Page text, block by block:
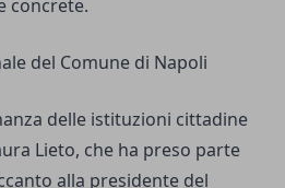
concrete.
del Comune di Napoli
delle istituzioni cittadine
Lieto, che ha preso parte
alla presidente del